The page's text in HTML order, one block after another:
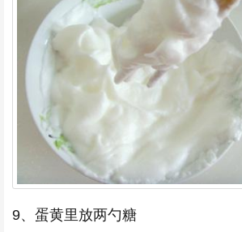
9、蛋黄里放两勺糖